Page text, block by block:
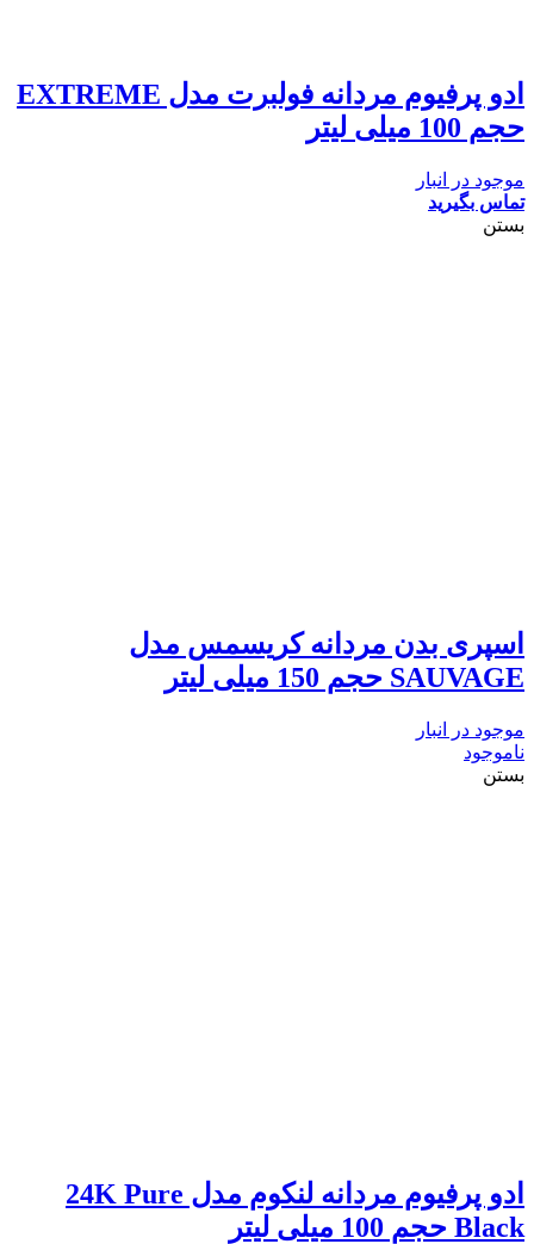
ادو پرفیوم مردانه فولبرت مدل EXTREME
حجم 100 میلی لیتر
موجود در انبار
تماس بگیرید
بستن
اسپری بدن مردانه کریسمس مدل
SAUVAGE حجم 150 میلی لیتر
موجود در انبار
ناموجود
بستن
ادو پرفیوم مردانه لنکوم مدل 24K Pure
Black حجم 100 میلی لیتر